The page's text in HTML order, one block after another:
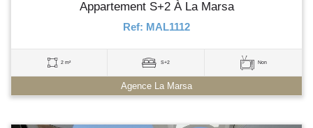
Appartement S+2 À La Marsa
Ref: MAL1112
2 m² S+2 Non
Agence La Marsa